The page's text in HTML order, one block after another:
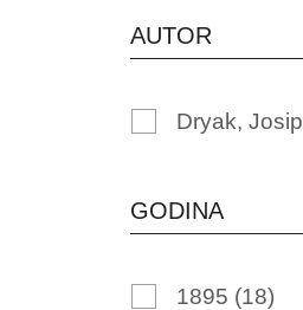
AUTOR
Dryak, Josip
GODINA
1895 (18)